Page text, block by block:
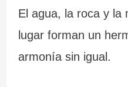
El agua, la roca y la
lugar forman un
armonía sin igual.